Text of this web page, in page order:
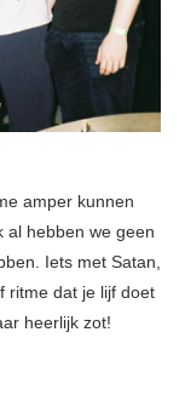
amper kunnen
al hebben we geen
Iets met Satan,
ritme dat je lijf doet
heerlijk zot!